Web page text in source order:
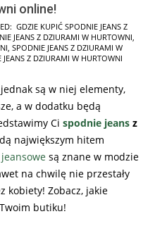
online!
GDZIE KUPIĆ SPODNIE JEANS Z
JEANS Z DZIURAMI W HURTOWNI
SPODNIE JEANS Z DZIURAMI W
JEANS Z DZIURAMI W HURTOWNI
są w niej elementy,
a w dodatku będą
Ci spodnie jeans z
największym hitem
są znane w modzie
na chwilę nie przestały
kobiety! Zobacz, jakie
butiku!